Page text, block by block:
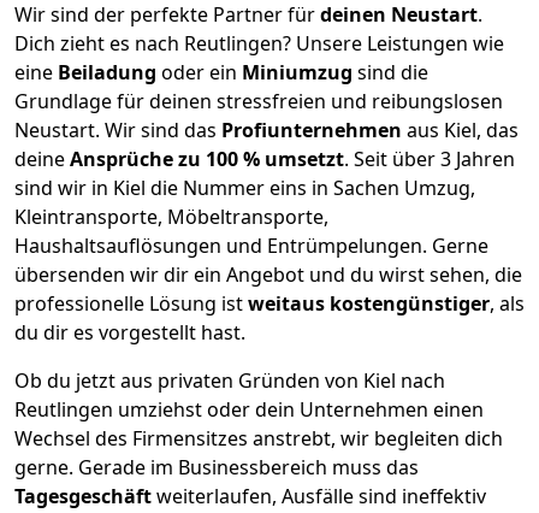
Wir sind der perfekte Partner fürdeinen Neustart.
Dich zieht es nach Reutlingen? Unsere Leistungen wie
eine Beiladung oder ein Miniumzug sind die
Grundlage für deinen stressfreien und reibungslosen
Neustart. Wir sind das Profiunternehmen aus Kiel, das
deineAnsprüche zu 100 % umsetzt. Seit über 3 Jahren
sind wir in Kiel die Nummer eins in Sachen Umzug,
Kleintransporte, Möbeltransporte,
Haushaltsauflösungen und Entrümpelungen. Gerne
übersenden wir dir ein Angebot und du wirst sehen, die
professionelle Lösung istweitaus kostengünstiger, als
du dir es vorgestellt hast.
Ob du jetzt aus privaten Gründen von Kiel nach
Reutlingen umziehst oder dein Unternehmen einen
Wechsel des Firmensitzes anstrebt, wir begleiten dich
gerne. Gerade im Businessbereich muss das
Tagesgeschäftweiterlaufen, Ausfälle sind ineffektiv